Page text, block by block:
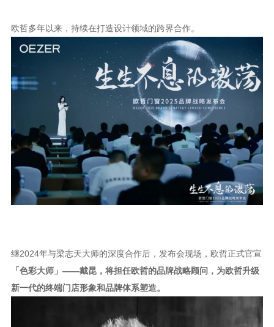
欧哲多年以来，持续在打造设计领域的跨界合作。
继2024年与梁志天大师的深度合作后，发布会现场，欧哲正式官宣
「色彩大师」 ——戴昆，将担任欧哲的品牌战略顾问，为欧哲升级
新一代的终端门店形象和品牌体系塑造。